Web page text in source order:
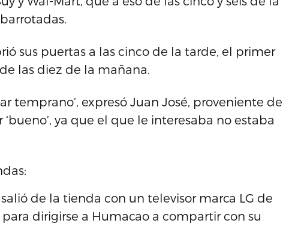
sus puertas a las cinco de la tarde, el primer
las diez de la mañana.
temprano’, expresó Juan José, proveniente de
ya que el que le interesaba no estaba
de la tienda con un televisor marca LG de
dirigirse a Humacao a compartir con su